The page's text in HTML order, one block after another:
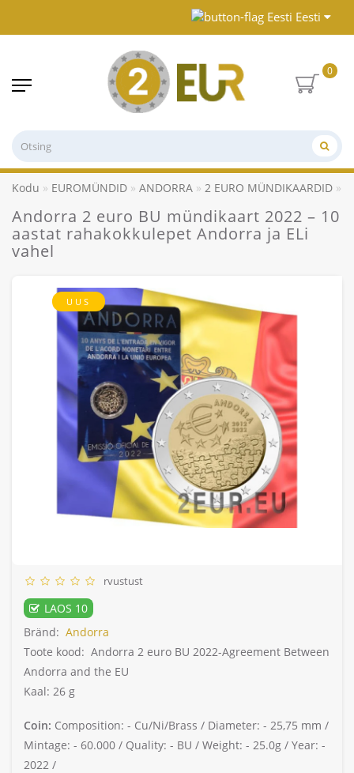
Eesti
0
Kodu EUROMÜNDID ANDORRA 2 EURO MÜNDIKAARDID
Andorra 2 euro BU mündikaart 2022 – 10
aastat rahakokkulepet Andorra ja ELi
vahel
UUS
rvustust
LAOS 10
Bränd: Andorra
Toote kood: Andorra 2 euro BU 2022-Agreement Between
Andorra and the EU
Kaal: 26 g
Coin: Composition: - Cu/Ni/Brass / Diameter: - 25,75 mm /
Mintage: - 60.000 / Quality: - BU / Weight: - 25.0g / Year: -
2022 /